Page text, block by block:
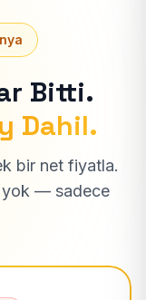
Bitti.
Dahil.
bir net fiyatla.
yok — sadece